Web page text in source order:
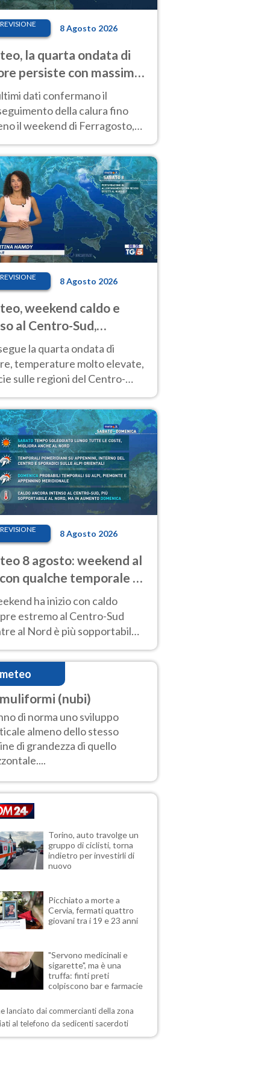
8 Agosto 2026
la quarta ondata di
persiste con massime
molto elevate
dati confermano il
della calura fino
il weekend di Ferragosto,
prossima
8 Agosto 2026
weekend caldo e
al Centro-Sud,
sui rilievi
la quarta ondata di
temperature molto elevate,
sulle regioni del Centro-
montuose
8 Agosto 2026
8 agosto: weekend al
qualche temporale e
estremo al Centro-Sud
ha inizio con caldo
estremo al Centro-Sud
al Nord è più sopportabile
domenica 9. Temporali di
sui rilievi.
(nubi)
di norma uno sviluppo
almeno dello stesso
di grandezza di quello
Torino, auto travolge un
gruppo di ciclisti, torna
indietro per investirli di
nuovo
Picchiato a morte a
Cervia, fermati quattro
giovani tra i 19 e 23 anni
"Servono medicinali e
sigarette", ma è una
truffa: finti preti
colpiscono bar e farmacie
lanciato dai commercianti della zona
al telefono da sedicenti sacerdoti